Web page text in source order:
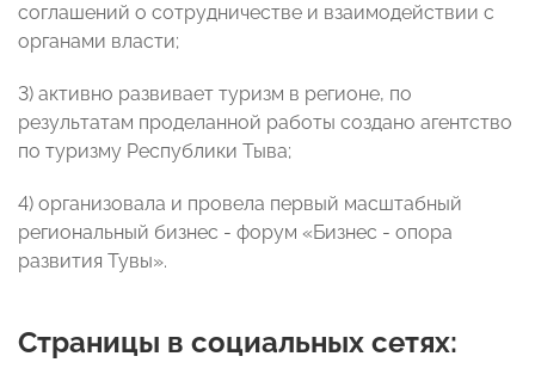
соглашений о сотрудничестве и взаимодействии с
органами власти;
3) активно развивает туризм в регионе, по
результатам проделанной работы создано агентство
по туризму Республики Тыва;
4) организовала и провела первый масштабный
региональный бизнес - форум «Бизнес - опора
развития Тувы».
Страницы в социальных сетях: